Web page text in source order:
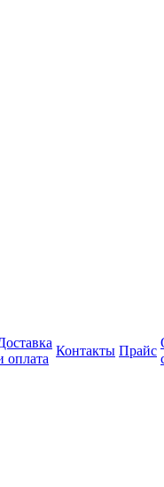
оплата
Контакты Прайс